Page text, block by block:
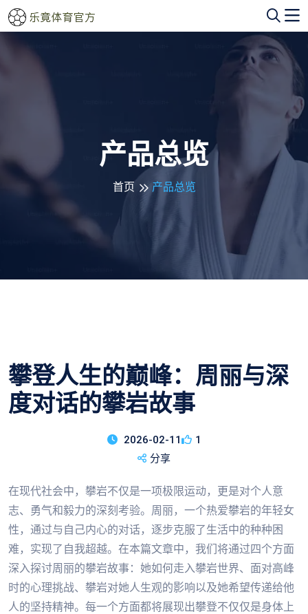
产品总览
首页 产品总览
攀登人生的巅峰：周丽与深
度对话的攀岩故事
2026-02-11
1
分享
在现代社会中，攀岩不仅是一项极限运动，更是对个人意
志、勇气和毅力的深刻考验。周丽，一个热爱攀岩的年轻女
性，通过与自己内心的对话，逐步克服了生活中的种种困
难，实现了自我超越。在本篇文章中，我们将通过四个方面
深入探讨周丽的攀岩故事：她如何走入攀岩世界、面对高峰
时的心理挑战、攀岩对她人生观的影响以及她希望传递给他
人的坚持精神。每一个方面都将展现出攀登不仅仅是身体上